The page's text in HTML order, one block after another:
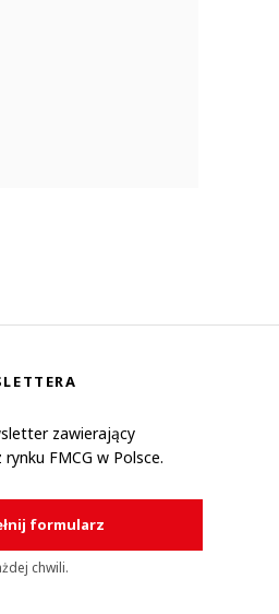
zawierający
FMCG w Polsce.
formularz
chwili.